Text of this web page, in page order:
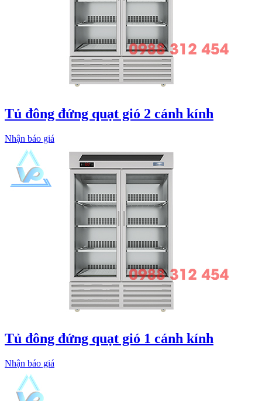
Tủ đông đứng quạt gió 2 cánh kính
Nhận báo giá
Tủ đông đứng quạt gió 1 cánh kính
Nhận báo giá